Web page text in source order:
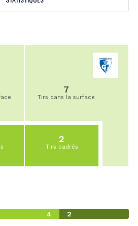
7
Tirs dans la surface
2
Tirs cadrés
4 2